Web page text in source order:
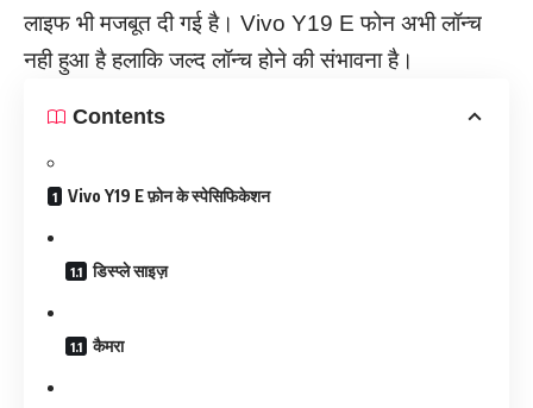
लाइफ भी मजबूत दी गई है। Vivo Y19 E फोन अभी लॉन्च
नही हुआ है हलाकि जल्द लॉन्च होने की संभावना है।
Contents
Vivo Y19 E फ़ोन के स्पेसिफिकेशन
डिस्प्ले साइज़
कैमरा